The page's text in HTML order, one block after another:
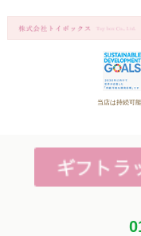
当店は持続可